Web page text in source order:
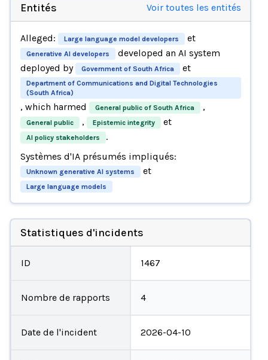
Entités Voir toutes les entités
Alleged: Large language model developers et
Generative AI developers
developed an AI system
deployed by
Government of South Africa et
Department of Communications and Digital Technologies
(South Africa)
, which harmed General public of South Africa ,
General public , Epistemic integrity et
AI policy stakeholders
.
Systèmes d'IA présumés impliqués:
Unknown generative AI systems et
Large language models
Statistiques d'incidents
ID 1467
Nombre de rapports 4
Date de l'incident 2026-04-10